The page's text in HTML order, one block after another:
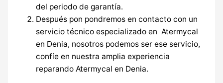
del periodo de garantía.
Después pon pondremos en contacto con un
servicio técnico especializado en Atermycal
en Denia, nosotros podemos ser ese servicio,
confíe en nuestra amplia experiencia
reparando Atermycal en Denia.